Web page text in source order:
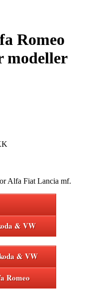
Romeo
modeller
Alfa Fiat Lancia mf.
& VW
& VW
Romeo